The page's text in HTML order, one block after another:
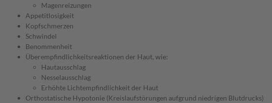
Magenreizungen
Appetitlosigkeit
Kopfschmerzen
Schwindel
Benommenheit
Überempfindlichkeitsreaktionen der Haut, wie:
Hautausschlag
Nesselausschlag
Erhöhte Lichtempfindlichkeit der Haut
Orthostatische Hypotonie (Kreislaufstörungen aufgrund niedrigen Blutdrucks)